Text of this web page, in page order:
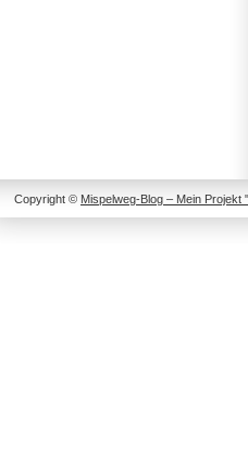
Copyright © Mispelweg-Blog – Mein